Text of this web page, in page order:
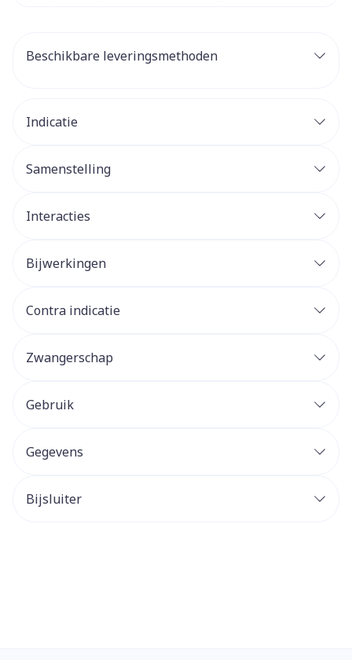
Beschikbare leveringsmethoden
Indicatie
Samenstelling
Interacties
Bijwerkingen
Contra indicatie
Zwangerschap
Gebruik
Gegevens
Bijsluiter